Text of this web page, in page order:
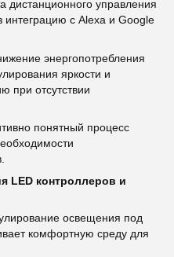
управления
интеграцию с Alexa и Google
энергопотребления
яркости и
при отсутствии
понятный процесс
LED контроллеров и
освещения под
комфортную среду для